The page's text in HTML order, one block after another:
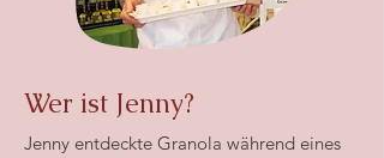
Wer ist Jenny?
Jenny entdeckte Granola während eines